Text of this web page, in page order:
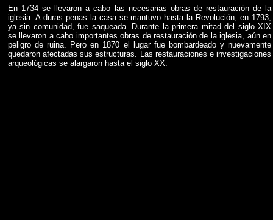
En 1734 se llevaron a cabo las necesarias obras de restauración de la
iglesia. A duras penas la casa se mantuvo hasta la Revolución; en 1793,
ya sin comunidad, fue saqueada. Durante la primera mitad del siglo XIX
se llevaron a cabo importantes obras de restauración de la iglesia, aún en
peligro de ruina. Pero en 1870 el lugar fue bombardeado y nuevamente
quedaron afectadas sus estructuras. Las restauraciones e investigaciones
arqueológicas se alargaron hasta el siglo XX.